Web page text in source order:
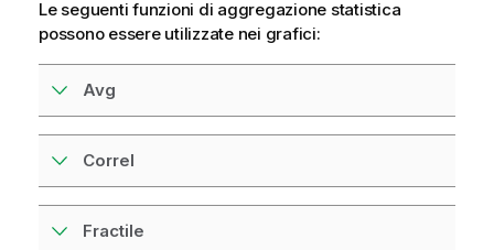
Le seguenti funzioni di aggregazione statistica
possono essere utilizzate nei grafici:
Avg
Correl
Fractile